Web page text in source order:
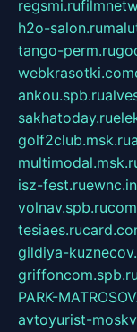
regsmi.ru
h2o-salon.ru
tango-perm.ru
webkrasotki.com
ankou.spb.ru
sakhatoday.ru
golf2club.msk.ru
isz-fest.ru
volnav.spb.ru
tesiaes.ru
gildiya-
griffoncom.spb.ru
PARK-
avtoyurist-